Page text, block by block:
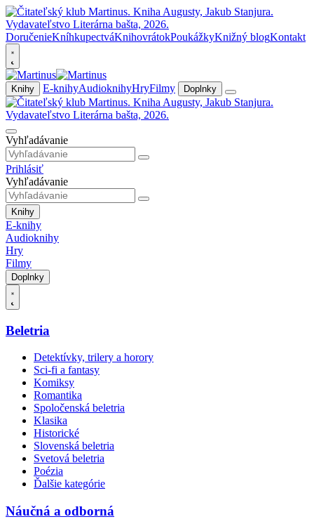
DoručenieKníhkupectváKnihovrátokPoukážkyKnižný blogKontakt
Knihy E-knihyAudioknihyHryFilmy Doplnky
Vyhľadávanie
Prihlásiť
Vyhľadávanie
Knihy
E-knihy
Audioknihy
Hry
Filmy
Doplnky
Beletria
Detektívky, trilery a horory
Sci-fi a fantasy
Komiksy
Romantika
Spoločenská beletria
Klasika
Historické
Slovenská beletria
Svetová beletria
Poézia
Ďalšie kategórie
Náučná a odborná